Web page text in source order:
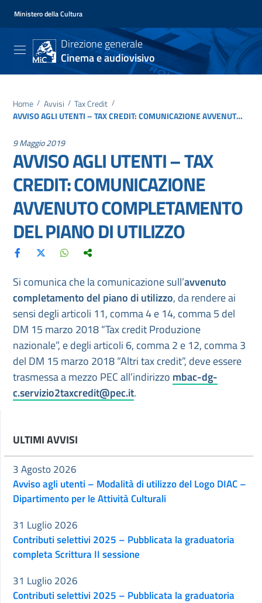
Ministero della Cultura
Direzione generale
Cinema e audiovisivo
Home / Avvisi / Tax Credit /
AVVISO AGLI UTENTI – TAX CREDIT: COMUNICAZIONE AVVENUTO COMPLETAMENTO DEL PIANO DI UTILIZZO
9 Maggio 2019
AVVISO AGLI UTENTI – TAX
CREDIT: COMUNICAZIONE
AVVENUTO COMPLETAMENTO
DEL PIANO DI UTILIZZO
Si comunica che la comunicazione sull’avvenuto
completamento del piano di utilizzo, da rendere ai
sensi degli articoli 11, comma 4 e 14, comma 5 del
DM 15 marzo 2018 “Tax credit Produzione
nazionale”, e degli articoli 6, comma 2 e 12, comma 3
del DM 15 marzo 2018 “Altri tax credit”, deve essere
trasmessa a mezzo PEC all’indirizzo mbac-dg-
c.servizio2taxcredit@pec.it.
ULTIMI AVVISI
Avviso agli utenti – Modalità di utilizzo del Logo DIAC –
Dipartimento per le Attività Culturali
3 Agosto 2026
Contributi selettivi 2025 – Pubblicata la graduatoria
completa Scrittura II sessione
31 Luglio 2026
Contributi selettivi 2025 – Pubblicata la graduatoria
31 Luglio 2026